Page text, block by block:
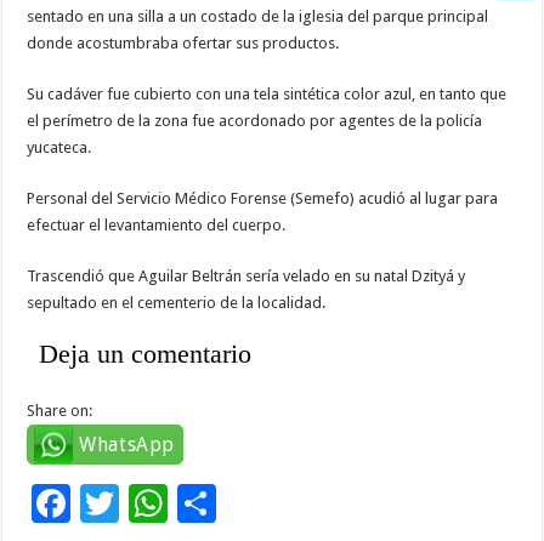
sentado en una silla a un costado de la iglesia del parque principal
donde acostumbraba ofertar sus productos.
Su cadáver fue cubierto con una tela sintética color azul, en tanto que
el perímetro de la zona fue acordonado por agentes de la policía
yucateca.
Personal del Servicio Médico Forense (Semefo) acudió al lugar para
efectuar el levantamiento del cuerpo.
Trascendió que Aguilar Beltrán sería velado en su natal Dzityá y
sepultado en el cementerio de la localidad.
Deja un comentario
Share on:
WhatsApp
F
T
W